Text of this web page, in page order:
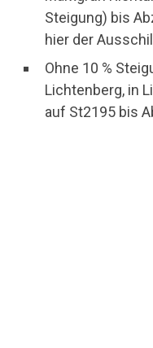
Steigung) bis
hier der
Ohne 10 %
Lichtenberg, in
auf St2195 bis